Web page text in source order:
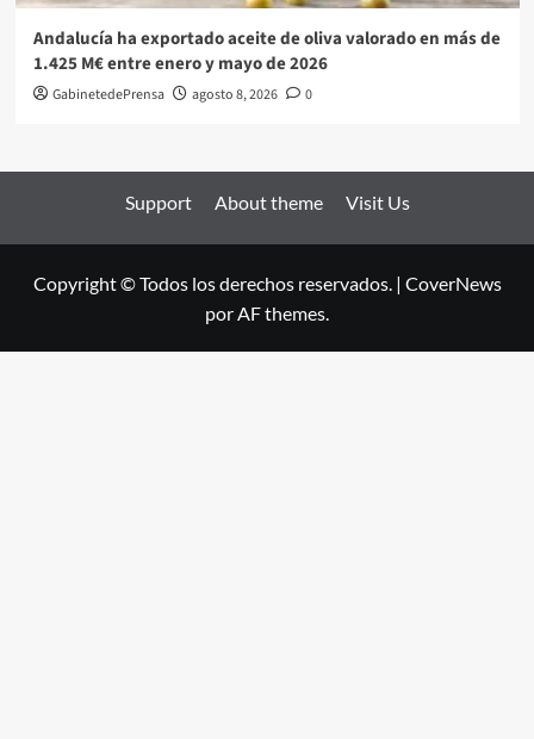
Andalucía ha exportado aceite de oliva valorado en más de
1.425 M€ entre enero y mayo de 2026
GabinetedePrensa agosto 8, 2026 0
Support About theme Visit Us
Copyright © Todos los derechos reservados. | CoverNews
por AF themes.